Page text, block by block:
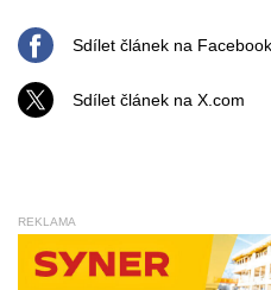
Sdílet článek na
Sdílet článek na X.com
REKLAMA